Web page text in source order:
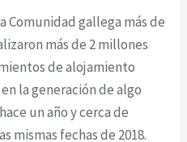
Comunidad gallega más de
más de 2 millones
de alojamiento
la generación de algo
un año y cerca de
mismas fechas de 2018.